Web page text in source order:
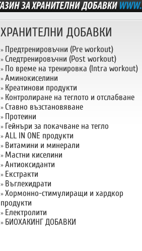
ХРАНИТЕЛНИ ДОБАВКИ
» Предтренировъчни (Pre workout)
» Следтренировъчни (Post workout)
» По време на тренировка (Intra workout)
» Аминокиселини
» Креатинови продукти
» Контролиране на теглото и отслабване
» Ставно възстановяване
» Протеини
» Гейнъри за покачване на тегло
» ALL IN ONE продукти
» Витамини и минерали
» Мастни киселини
» Антиоксиданти
» Екстракти
» Въглехидрати
» Хормонно-стимулиращи и хардкор
продукти
» Електролити
» БИОХАКИНГ ДОБАВКИ